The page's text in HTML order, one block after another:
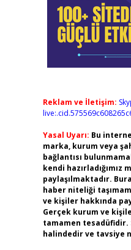
Reklam ve İletişim:
Yasal Uyarı: Bu
marka, kurum veya
bağlantısı
kendi hazırladığımız
paylaşılmaktadır.
haber niteliği
ve kişiler hakkında
Gerçek kurum ve
tamamen
halindedir ve tavsiye